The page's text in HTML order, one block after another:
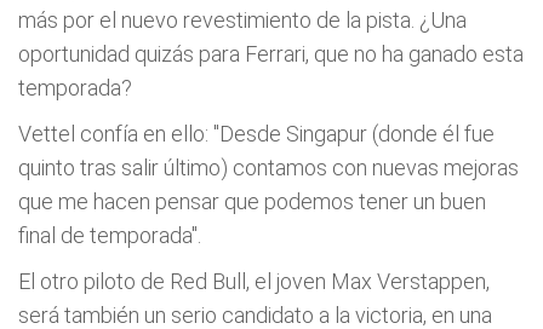
más por el nuevo revestimiento de la pista. ¿Una
oportunidad quizás para Ferrari, que no ha ganado esta
temporada?
Vettel confía en ello: "Desde Singapur (donde él fue
quinto tras salir último) contamos con nuevas mejoras
que me hacen pensar que podemos tener un buen
final de temporada".
El otro piloto de Red Bull, el joven Max Verstappen,
será también un serio candidato a la victoria, en una